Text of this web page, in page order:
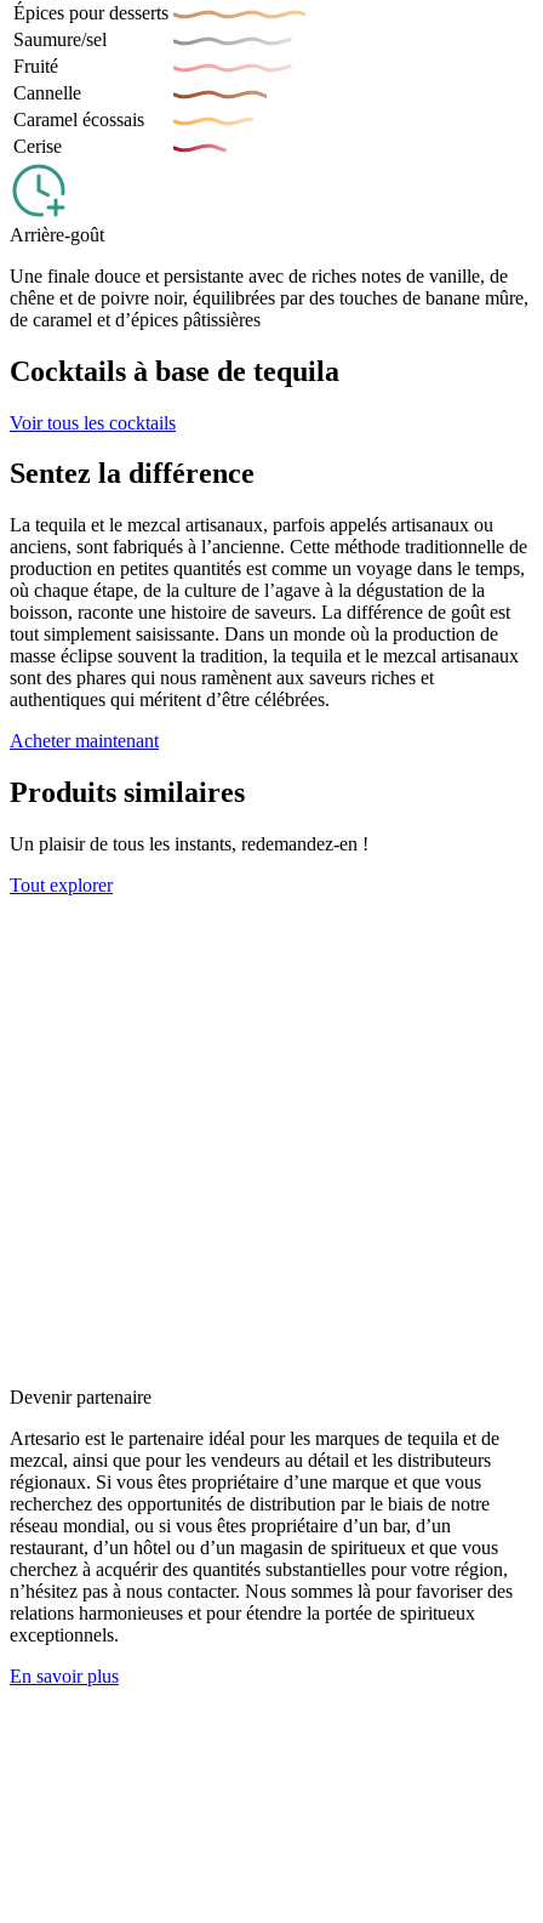
Épices pour desserts
Saumure/sel
Fruité
Cannelle
Caramel écossais
Cerise
Arrière-goût
Une finale douce et persistante avec de riches notes de vanille, de
chêne et de poivre noir, équilibrées par des touches de banane mûre,
de caramel et d’épices pâtissières
Cocktails à base de tequila
Voir tous les cocktails
Sentez la différence
La tequila et le mezcal artisanaux, parfois appelés artisanaux ou
anciens, sont fabriqués à l’ancienne. Cette méthode traditionnelle de
production en petites quantités est comme un voyage dans le temps,
où chaque étape, de la culture de l’agave à la dégustation de la
boisson, raconte une histoire de saveurs. La différence de goût est
tout simplement saisissante. Dans un monde où la production de
masse éclipse souvent la tradition, la tequila et le mezcal artisanaux
sont des phares qui nous ramènent aux saveurs riches et
authentiques qui méritent d’être célébrées.
Acheter maintenant
Produits similaires
Un plaisir de tous les instants, redemandez-en !
Tout explorer
Devenir partenaire
Artesario est le partenaire idéal pour les marques de tequila et de
mezcal, ainsi que pour les vendeurs au détail et les distributeurs
régionaux. Si vous êtes propriétaire d’une marque et que vous
recherchez des opportunités de distribution par le biais de notre
réseau mondial, ou si vous êtes propriétaire d’un bar, d’un
restaurant, d’un hôtel ou d’un magasin de spiritueux et que vous
cherchez à acquérir des quantités substantielles pour votre région,
n’hésitez pas à nous contacter. Nous sommes là pour favoriser des
relations harmonieuses et pour étendre la portée de spiritueux
exceptionnels.
En savoir plus